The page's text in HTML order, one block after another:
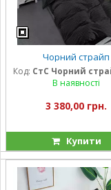
Чорний страйп
Код: СтС Чорний
В наявності
3 380,00 грн.
Купити